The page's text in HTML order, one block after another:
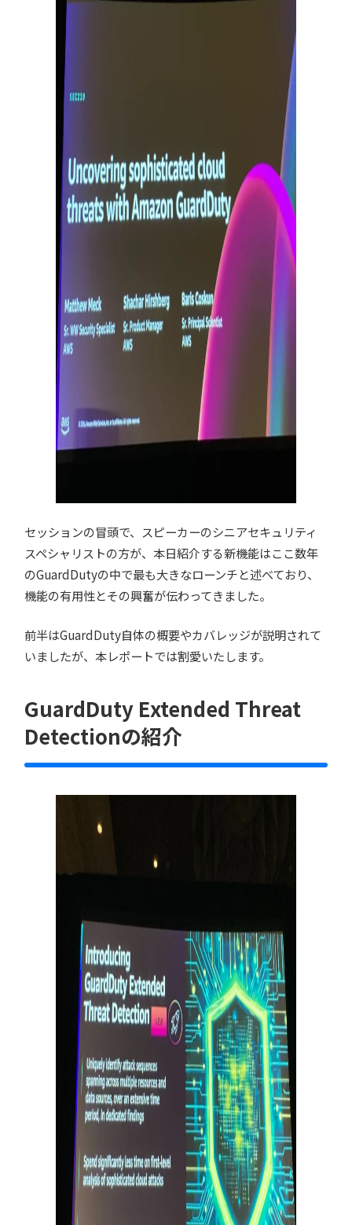
セッションの冒頭で、スピーカーのシニアセキュリティ
スペシャリストの方が、本日紹介する新機能はここ数年
のGuardDutyの中で最も大きなローンチと述べており、
機能の有用性とその興奮が伝わってきました。
前半はGuardDuty自体の概要やカバレッジが説明されて
いましたが、本レポートでは割愛いたします。
GuardDuty Extended Threat
Detectionの紹介